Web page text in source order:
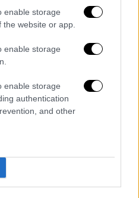
enable storage
website or app.
enable storage
enable storage
authentication
and other
ο 63χρονος
προβάλλοντας
ότι τελούσε
περιλαμβάνονται
στο σπίτι ήταν
δε, κατά τον
που ο γιος του
προβλήματα.